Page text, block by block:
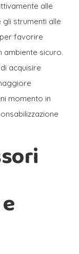
alle
gli strumenti alle
favorire
ambiente sicuro.
acquisire
momento in